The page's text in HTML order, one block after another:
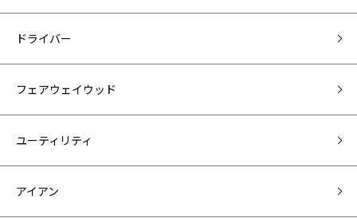
ドライバー
フェアウェイウッド
ユーティリティ
アイアン